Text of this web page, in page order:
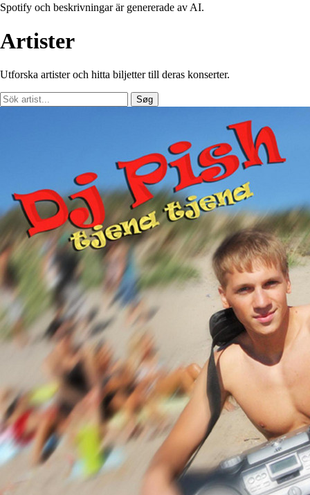
Spotify och beskrivningar är genererade av AI.
Artister
Utforska artister och hitta biljetter till deras konserter.
Søg